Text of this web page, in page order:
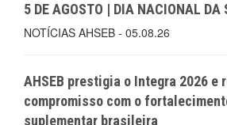
5 DE AGOSTO | DIA NACIONAL DA
NOTÍCIAS AHSEB - 05.08.26
AHSEB prestigia o Integra 2026 e
compromisso com o
suplementar brasileira